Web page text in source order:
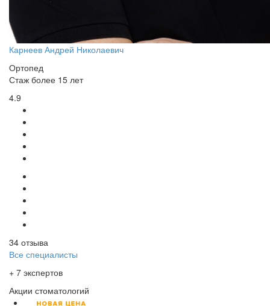
Карнеев Андрей Николаевич
Ортопед
Стаж более 15 лет
4.9
34 отзыва
Все специалисты
+ 7 экспертов
Акции стоматологий